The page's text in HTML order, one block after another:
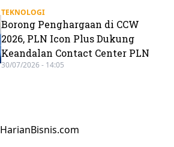
TEKNOLOGI
Borong Penghargaan di CCW
2026, PLN Icon Plus Dukung
Keandalan Contact Center PLN
30/07/2026 - 14:05
HarianBisnis.com